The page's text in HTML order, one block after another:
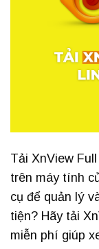
Tải XnView
trên máy tính
cụ để quản lý
tiện? Hãy tải
miễn phí giúp